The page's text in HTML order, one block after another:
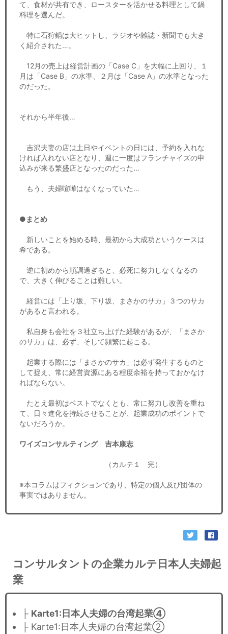
て、食材が共有でき、ロースターを活かせる料理として鍋
料理を選んだ。
特に石狩鍋は大ヒットし、ラジオや雑誌・新聞でも大き
く紹介された…。
12月の売上は経営計画の「Case C」を大幅に上回り、１
月は「Case B」の水準、２月は「Case A」の水準となった
のだった。
それから半年後…
吉沢夫妻の店は土日やイベントの日には、予約を入れな
ければ入れない店となり、週に一度はフランチャイズの申
込みが来る繁盛店となったのだった…
もう、夫婦喧嘩はなくなっていた…
●まとめ
新しいことを始める時、最初から大成功というケースは
希である。
逆に初めから順調過ぎると、必死に努力しなくなるの
で、大きく伸びることは難しい。
経営には「上り坂、下り坂、まさかのサカ」３つのサカ
があると言われる。
私自身も会社を３社立ち上げた経験があるが、「まさか
のサカ」は、必ず、そして頻繁に起こる。
起業する際には「まさかのサカ」は必ず発生するものと
して捉え、常に経営資源にある程度余裕を持っておかなけ
ればならない。
たとえ最初はベストでなくとも、常に努力し改善を重ね
て、日々進化を持続させることが、起業成功のポイントで
ないだろうか。
ワイズコンサルティング 吉本康志
（カルテ１ 完）
※本コラムはフィクションであり、特定の個人及び団体の
事実ではありません。
コンサルタントの企業カルテ日本人夫婦起
業
├ Karte1:日本人夫婦の台湾起業④
├ Karte1:日本人夫婦の台湾起業②